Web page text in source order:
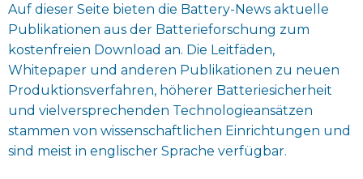
Auf dieser Seite bieten die Battery-News aktuelle
Publikationen aus der Batterieforschung zum
kostenfreien Download an. Die Leitfäden,
Whitepaper und anderen Publikationen zu neuen
Produktionsverfahren, höherer Batteriesicherheit
und vielversprechenden Technologieansätzen
stammen von wissenschaftlichen Einrichtungen und
sind meist in englischer Sprache verfügbar.